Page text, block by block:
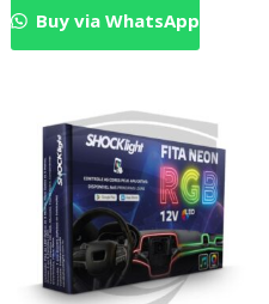
Buy via WhatsApp